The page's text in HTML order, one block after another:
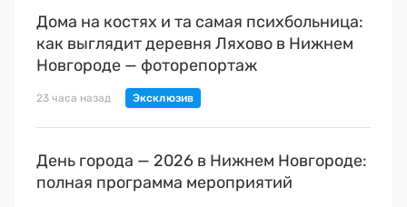
Дома на костях и та самая психбольница:
как выглядит деревня Ляхово в Нижнем
Новгороде — фоторепортаж
23 часа назад
День города — 2026 в Нижнем Новгороде:
полная программа мероприятий